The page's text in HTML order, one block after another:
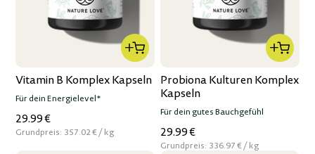
Vitamin B Komplex Kapseln
Für dein Energielevel*
29.99 €
Grundpreis: 357.02 €/per
kg
Probiona Kulturen Komplex
Kapseln
Für dein gutes Bauchgefühl
29.99 €
Grundpreis: 336.97 €/per
kg